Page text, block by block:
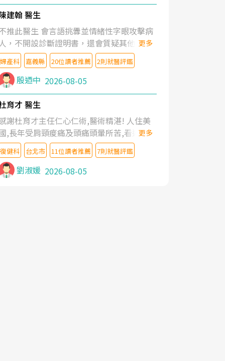
建翰 醫生
推此醫生 會言語挑釁並情緒性字眼攻擊病
，不開設診斷證明書，還會質疑其他醫生
判斷！
更多
婦產科 嘉義縣 20位讀者推薦 2則就醫評鑑
殷迺中 2026-08-05
育才 醫生
謝杜育才主任仁心仁術,醫術精湛! 人住美
,長年受肩頸痠痛及頭痛頭暈所苦,看遍名醫
授,做了各種檢查,也嘗試過西醫打針,中醫
灸及物理徒手治療都沒有用,後來連吃到嗎
類止痛藥都效果有限,只是壓症狀,沒多久就
起來,多年失眠嚴重影響生活品質. 台灣親
更多
復健科 台北市 11位讀者推薦 7則就醫評鑑
劉淑媛 2026-08-05